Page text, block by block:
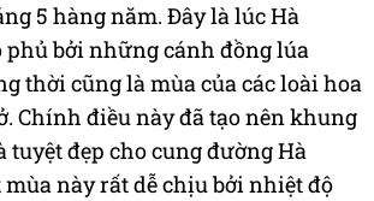
5 hàng năm. Đây là lúc Hà
phủ bởi những cánh đồng lúa
thời cũng là mùa của các loài hoa
Chính điều này đã tạo nên khung
tuyệt đẹp cho cung đường Hà
này rất dễ chịu bởi nhiệt độ